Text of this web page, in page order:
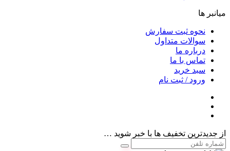
میانبر ها
نحوه ثبت سفارش
سوالات متداول
درباره ما
تماس با ما
سبد خرید
ورود / ثبت نام
از جدیدترین تخفیف ها با خبر شوید …